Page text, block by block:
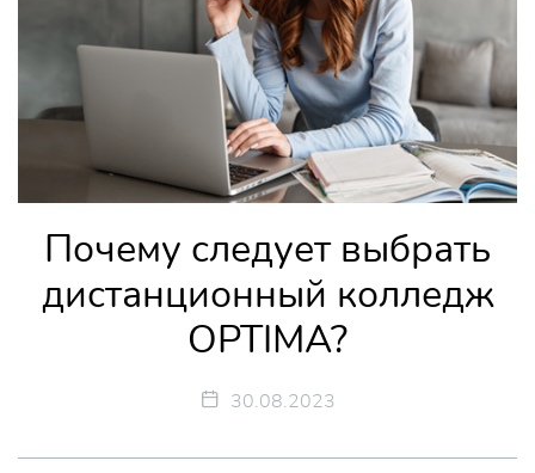
Почему следует выбрать
дистанционный колледж
OPTIMA?
30.08.2023